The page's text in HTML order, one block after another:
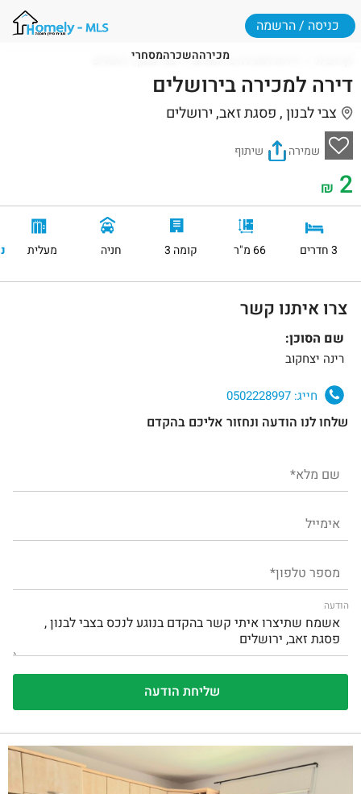
מכירההשכרהמסחרי
כניסה / הרשמה
דירות למכירה בירושלים צבי לבנון , ירושלים
דירה למכירה בירושלים
צבי לבנון , פסגת זאב, ירושלים
שמירה שיתוף
2
₪
3 חדרים 66 מ"ר קומה 3 חניה מעלית
צרו איתנו קשר
שם הסוכן:
רינה יצחקוב
חייג:
שלחו לנו הודעה ונחזור אליכם בהקדם
הודעה